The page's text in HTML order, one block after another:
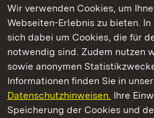
Wir verwenden Cookies, um
Webseiten-Erlebnis zu bieten.
sich dabei um Cookies, die für
notwendig sind. Zudem nutzen
sowie anonymen
Informationen finden Sie in
Datenschutzhinweisen. Ihre
Speicherung der Cookies und
Kommen. Staunen. Genießen.
Staatliche Schlösser und Gärten